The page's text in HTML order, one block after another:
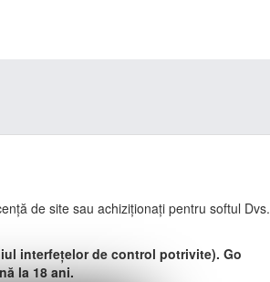
de site sau achiziționați pentru softul Dvs.
interfețelor de control potrivite). Go
la 18 ani.